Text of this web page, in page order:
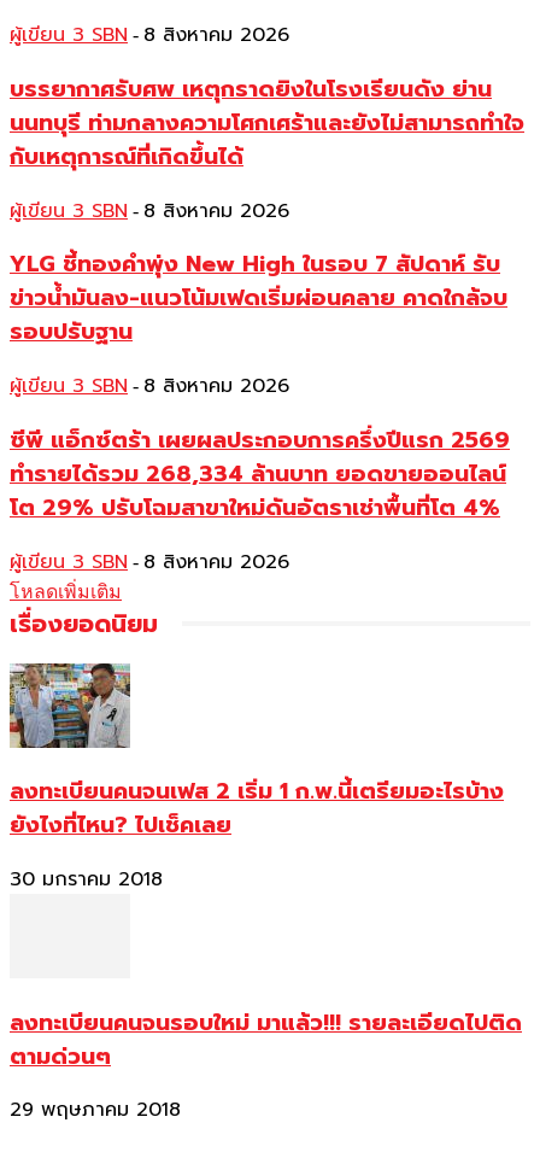
ผู้เขียน 3 SBN - 8 สิงหาคม 2026
บรรยากาศรับศพ เหตุกราดยิงในโรงเรียนดัง ย่าน
นนทบุรี ท่ามกลางความโศกเศร้าและยังไม่สามารถทำใจ
กับเหตุการณ์ที่เกิดขึ้นได้
ผู้เขียน 3 SBN - 8 สิงหาคม 2026
YLG ชี้ทองคำพุ่ง New High ในรอบ 7 สัปดาห์ รับ
ข่าวน้ำมันลง-แนวโน้มเฟดเริ่มผ่อนคลาย คาดใกล้จบ
รอบปรับฐาน
ผู้เขียน 3 SBN - 8 สิงหาคม 2026
ซีพี แอ็กซ์ตร้า เผยผลประกอบการครึ่งปีแรก 2569
ทำรายได้รวม 268,334 ล้านบาท ยอดขายออนไลน์
โต 29% ปรับโฉมสาขาใหม่ดันอัตราเช่าพื้นที่โต 4%
ผู้เขียน 3 SBN - 8 สิงหาคม 2026
โหลดเพิ่มเติม
เรื่องยอดนิยม
ลงทะเบียนคนจนเฟส 2 เริ่ม 1 ก.พ.นี้เตรียมอะไรบ้าง
ยังไงที่ไหน? ไปเช็คเลย
30 มกราคม 2018
ลงทะเบียนคนจนรอบใหม่ มาแล้ว!!! รายละเอียดไปติด
ตามด่วนๆ
29 พฤษภาคม 2018